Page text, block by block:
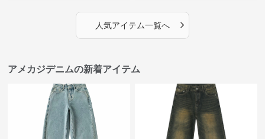
人気アイテム一覧へ ›
アメカジデニムの新着アイテム